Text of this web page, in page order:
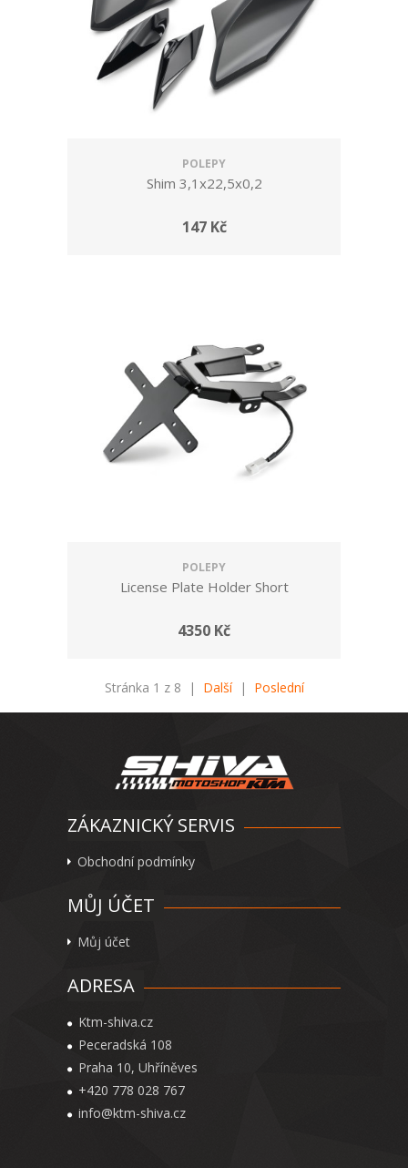
POLEPY
Shim 3,1x22,5x0,2
147 Kč
POLEPY
License Plate Holder Short
4350 Kč
Stránka 1 z 8 | Další| Poslední
ZÁKAZNICKÝ SERVIS
Obchodní podmínky
MŮJ ÚČET
Můj účet
ADRESA
Ktm-shiva.cz
Peceradská 108
Praha 10, Uhříněves
+420 778 028 767
info@ktm-shiva.cz